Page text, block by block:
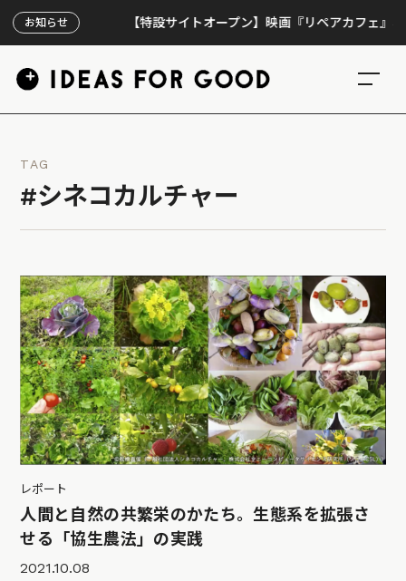
お知らせ 【特設サイトオープン】映画『リペアカフェ』、上映
TAG
#シネコカルチャー
レポート
人間と自然の共繁栄のかたち。生態系を拡張さ
せる「協生農法」の実践
2021.10.08